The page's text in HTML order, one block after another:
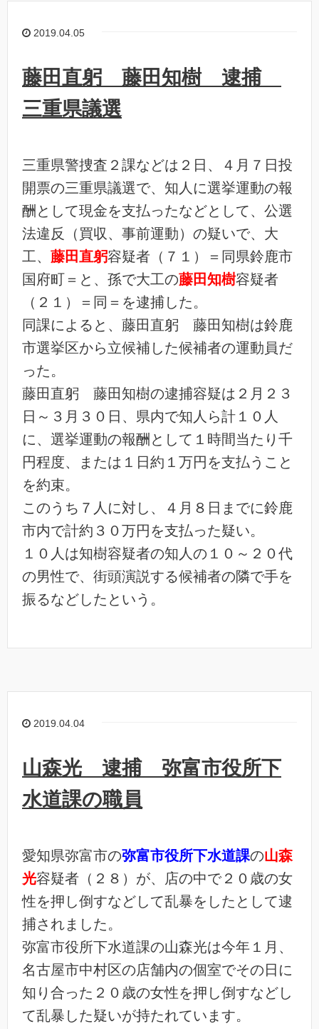
2019.04.05
藤田直躬 藤田知樹 逮捕
三重県議選
三重県警捜査２課などは２日、４月７日投
開票の三重県議選で、知人に選挙運動の報
酬として現金を支払ったなどとして、公選
法違反（買収、事前運動）の疑いで、大
工、 藤田直躬容疑者（７１）＝同県鈴鹿市
国府町＝と、孫で大工の藤田知樹容疑者
（２１）＝同＝を逮捕した。
同課によると、藤田直躬 藤田知樹は鈴鹿
市選挙区から立候補した候補者の運動員だ
った。
藤田直躬 藤田知樹の逮捕容疑は２月２３
日～３月３０日、県内で知人ら計１０人
に、選挙運動の報酬として１時間当たり千
円程度、または１日約１万円を支払うこと
を約束。
このうち７人に対し、４月８日までに鈴鹿
市内で計約３０万円を支払った疑い。
１０人は知樹容疑者の知人の１０～２０代
の男性で、街頭演説する候補者の隣で手を
振るなどしたという。
2019.04.04
山森光 逮捕 弥富市役所下
水道課の職員
愛知県弥富市の弥富市役所下水道課の山森
光容疑者（２８）が、店の中で２０歳の女
性を押し倒すなどして乱暴をしたとして逮
捕されました。
弥富市役所下水道課の山森光は今年１月、
名古屋市中村区の店舗内の個室でその日に
知り合った２０歳の女性を押し倒すなどし
て乱暴した疑いが持たれています。